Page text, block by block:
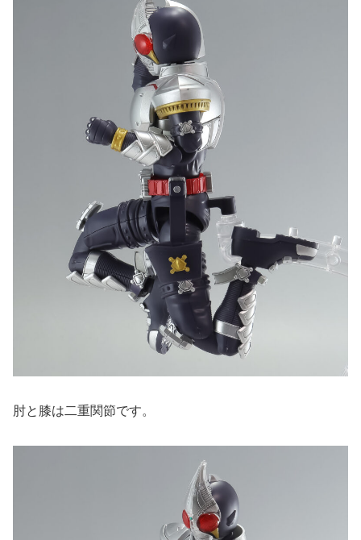
肘と膝は二重関節です。